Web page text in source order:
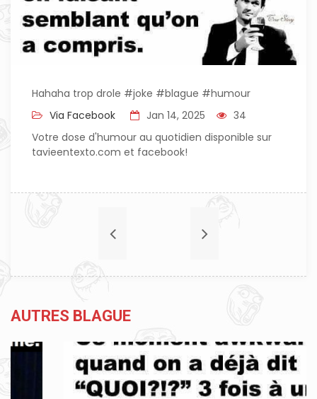
Hahaha trop drole #joke #blague #humour
Via Facebook
Jan 14, 2025
34
Votre dose d'humour au quotidien disponible sur
tavieentexto.com et facebook!
AUTRES BLAGUE